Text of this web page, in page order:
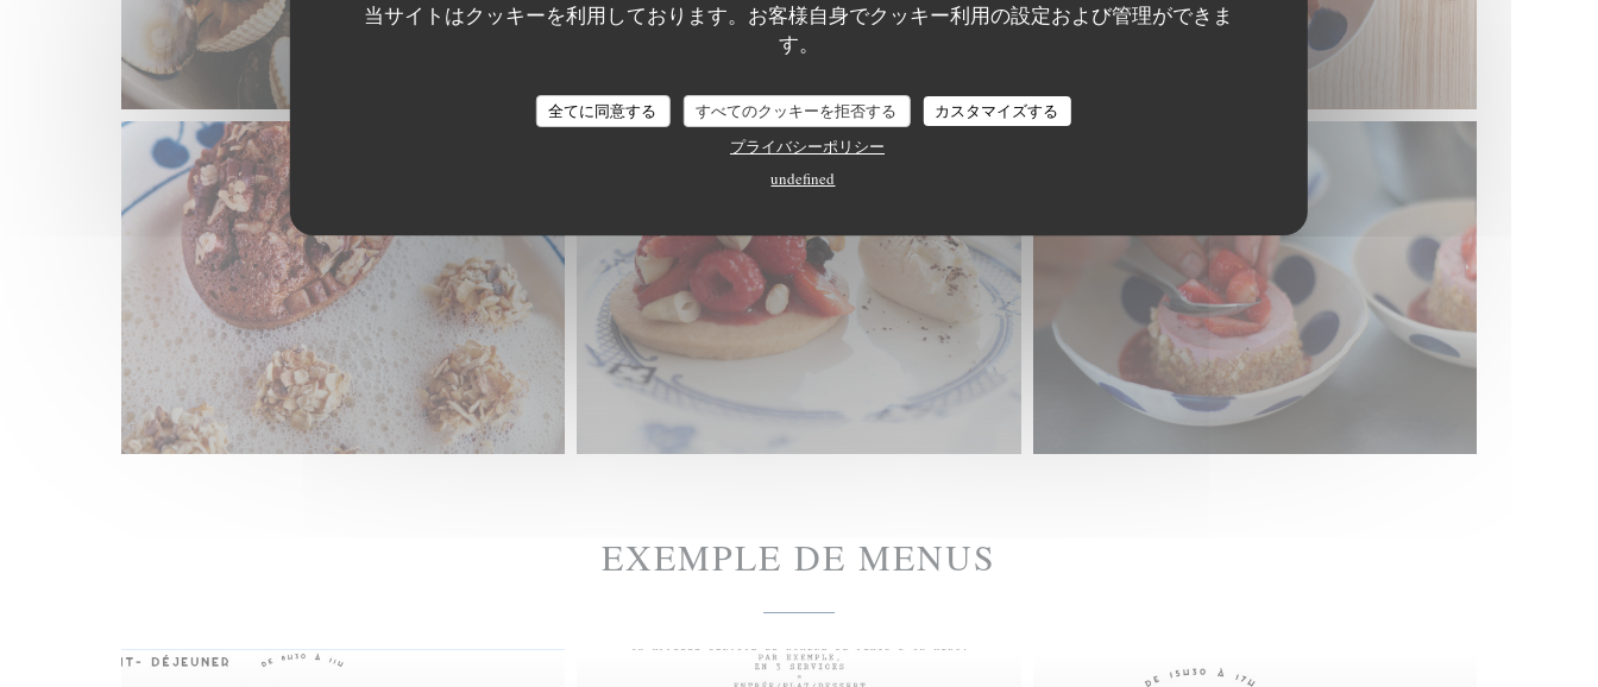
当サイトはクッキーを利用しております。お客様自身でクッキー利用の設定および管理ができま
す。
全てに同意する すべてのクッキーを拒否する
カスタマイズする
プライバシーポリシー
undefined
EXEMPLE DE MENUS